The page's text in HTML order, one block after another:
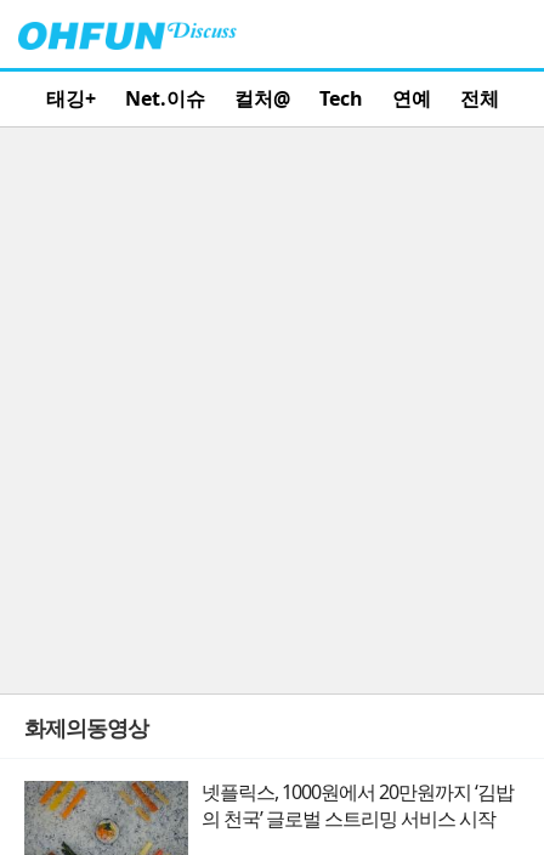
태깅+ Net.이슈 컬처@ Tech 연예 전체
화제의동영상
넷플릭스, 1000원에서 20만원까지 ‘김밥
의 천국’ 글로벌 스트리밍 서비스 시작